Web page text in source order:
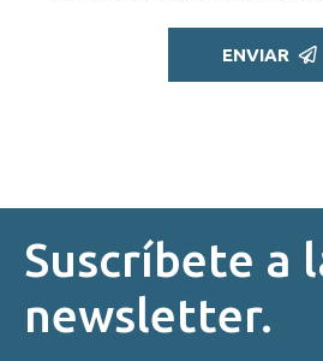
ENVIAR
Suscríbete a
newsletter.